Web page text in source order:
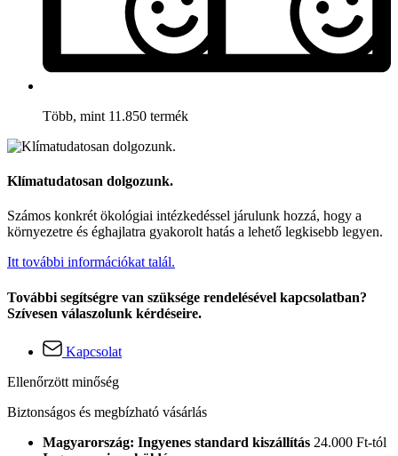
Több, mint 11.850 termék
Klímatudatosan dolgozunk.
Számos konkrét ökológiai intézkedéssel járulunk hozzá, hogy a
környezetre és éghajlatra gyakorolt hatás a lehető legkisebb legyen.
Itt további információkat talál.
További segítségre van szüksége rendelésével kapcsolatban?
Szívesen válaszolunk kérdéseire.
Kapcsolat
Ellenőrzött minőség
Biztonságos és megbízható vásárlás
Magyarország: Ingyenes standard kiszállítás 24.000 Ft-tól